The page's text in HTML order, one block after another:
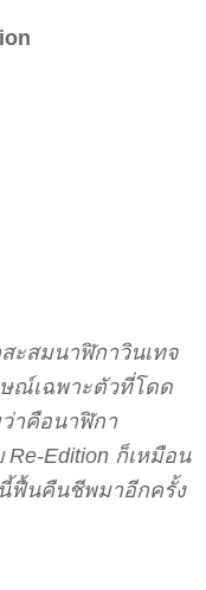
ะสมนาฬิกาวินเทจ
ณ์เฉพาะตัวที่โดด
ว่าคือนาฬิกา
Re-Edition ก็เหมือน
ฟื้นคืนชีพมาอีกครั้ง